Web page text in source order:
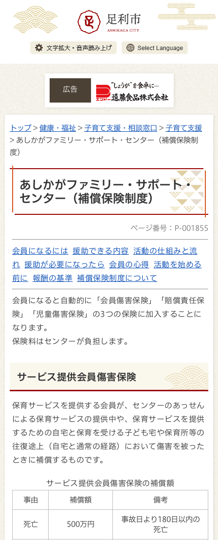
広告
トップ> 健康・福祉 > 子育て支援・相談窓口 > 子育て支援
> あしかがファミリー・サポート・センター（補償保険制
度）
あしかがファミリー・サポート・
センター（補償保険制度）
ページ番号：P-001855
会員になるには 援助できる内容
活動の仕組みと流
れ
援助が必要になったら 会員の心得
活動を始める
前に
報酬の基準 補償保険制度について
会員になると自動的に「会員傷害保険」「賠償責任保
険」「児童傷害保険」の3つの保険に加入することに
なります。
保険料はセンターが負担します。
サービス提供会員傷害保険
保育サービスを提供する会員が、センターのあっせん
による保育サービスの提供中や、保育サービスを提供
するための自宅と保育を受ける子ども宅や保育所等の
往復途上（自宅と通常の経路）において傷害を被った
ときに補償するものです。
サービス提供会員傷害保険の補償額
事由 補償額 備考
死亡 500万円
事故日より180日以内の
死亡